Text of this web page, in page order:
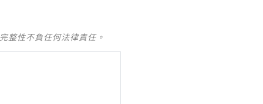
整性不負任何法律責任。